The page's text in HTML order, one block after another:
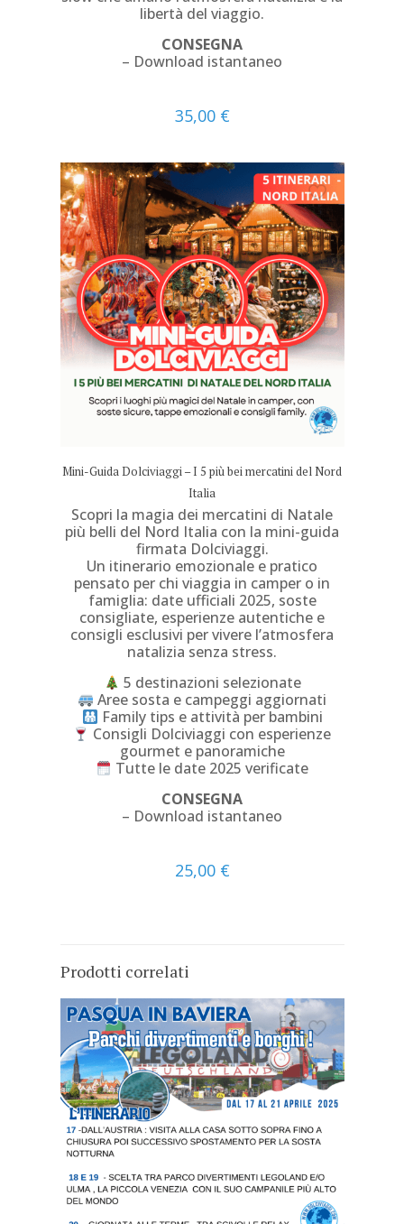
libertà del viaggio.
CONSEGNA
– Download istantaneo
35,00 €
Mini-Guida Dolciviaggi – I 5 più bei mercatini del Nord
Italia
Scopri la magia dei mercatini di Natale
più belli del Nord Italia con la mini-guida
firmata Dolciviaggi.
Un itinerario emozionale e pratico
pensato per chi viaggia in camper o in
famiglia: date ufficiali 2025, soste
consigliate, esperienze autentiche e
consigli esclusivi per vivere l’atmosfera
natalizia senza stress.
5 destinazioni selezionate
Aree sosta e campeggi aggiornati
Family tips e attività per bambini
Consigli Dolciviaggi con esperienze
gourmet e panoramiche
Tutte le date 2025 verificate
CONSEGNA
– Download istantaneo
25,00 €
Prodotti correlati